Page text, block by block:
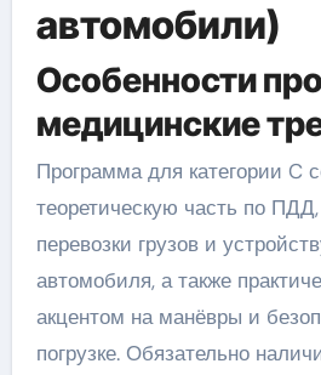
автомобили)
Особенности
медицинские
Программа для категории C
теоретическую часть по
перевозки грузов и
автомобиля, а также
акцентом на манёвры и
погрузке. Обязательно